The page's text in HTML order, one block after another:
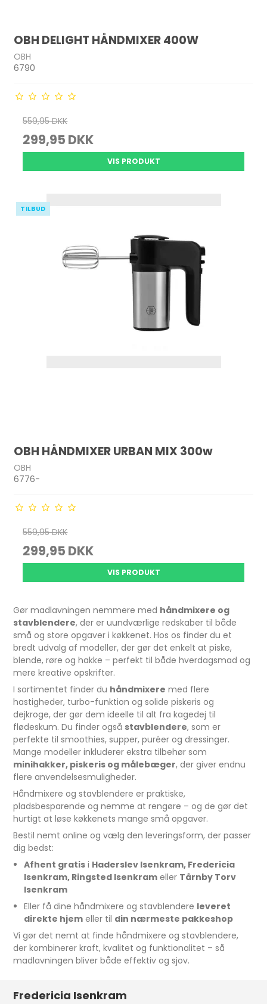
OBH DELIGHT HÅNDMIXER 400W
OBH
6790
559,95 DKK
299,95 DKK
VIS PRODUKT
TILBUD
OBH HÅNDMIXER URBAN MIX 300w
OBH
6776-
559,95 DKK
299,95 DKK
VIS PRODUKT
Gør madlavningen nemmere med håndmixere og
stavblendere, der er uundværlige redskaber til både
små og store opgaver i køkkenet. Hos os finder du et
bredt udvalg af modeller, der gør det enkelt at piske,
blende, røre og hakke – perfekt til både hverdagsmad og
mere kreative opskrifter.
I sortimentet finder du håndmixere med flere
hastigheder, turbo-funktion og solide piskeris og
dejkroge, der gør dem ideelle til alt fra kagedej til
flødeskum. Du finder også stavblendere, som er
perfekte til smoothies, supper, puréer og dressinger.
Mange modeller inkluderer ekstra tilbehør som
minihakker, piskeris og målebæger, der giver endnu
flere anvendelsesmuligheder.
Håndmixere og stavblendere er praktiske,
pladsbesparende og nemme at rengøre – og de gør det
hurtigt at løse køkkenets mange små opgaver.
Bestil nemt online og vælg den leveringsform, der passer
dig bedst:
Afhent gratisi Haderslev Isenkram, Fredericia
Isenkram, Ringsted Isenkrameller Tårnby Torv
Isenkram
Eller få dine håndmixere og stavblendere leveret
direkte hjemeller til din nærmeste pakkeshop
Vi gør det nemt at finde håndmixere og stavblendere,
der kombinerer kraft, kvalitet og funktionalitet – så
madlavningen bliver både effektiv og sjov.
Fredericia Isenkram